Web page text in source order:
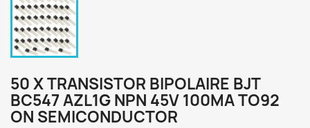
50 X TRANSISTOR BIPOLAIRE BJT
BC547 AZL1G NPN 45V 100MA TO92
ON SEMICONDUCTOR